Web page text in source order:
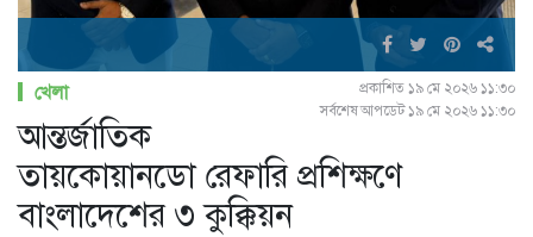
খেলা
প্রকাশিত ১৯ মে ২০২৬ ১১:৩০
সর্বশেষ আপডেট ১৯ মে ২০২৬ ১১:৩০
আন্তর্জাতিক
তায়কোয়ানডো রেফারি প্রশিক্ষণে
বাংলাদেশের ৩ কুক্কিয়ন